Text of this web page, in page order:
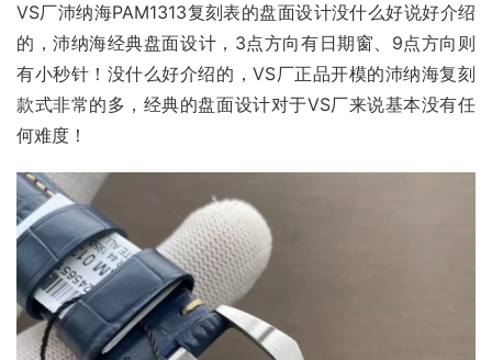
VS厂沛纳海PAM1313复刻表的盘面设计没什么好说好介绍
的，沛纳海经典盘面设计，3点方向有日期窗、9点方向则
有小秒针！没什么好介绍的，VS厂正品开模的沛纳海复刻
款式非常的多，经典的盘面设计对于VS厂来说基本没有任
何难度！